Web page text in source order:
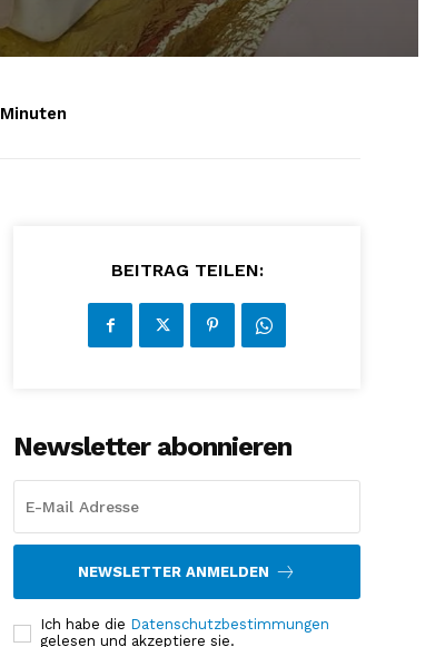
Minuten
BEITRAG TEILEN:
Newsletter abonnieren
NEWSLETTER ANMELDEN
Ich habe die Datenschutzbestimmungen
gelesen und akzeptiere sie.